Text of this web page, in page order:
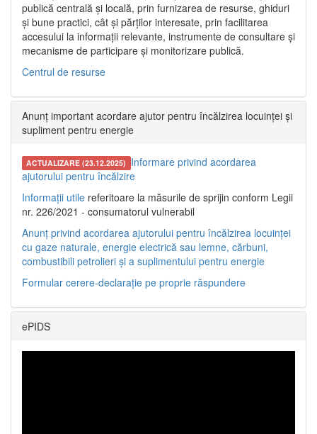
publică centrală și locală, prin furnizarea de resurse, ghiduri
și bune practici, cât și părților interesate, prin facilitarea
accesului la informații relevante, instrumente de consultare și
mecanisme de participare și monitorizare publică.
Centrul de resurse
Anunț important acordare ajutor pentru încălzirea locuinței și
supliment pentru energie
ACTUALIZARE (23.12.2025) Informare privind acordarea
ajutorului pentru încălzire
Informații utile referitoare la măsurile de sprijin conform Legii
nr. 226/2021 - consumatorul vulnerabil
Anunț privind acordarea ajutorului pentru încălzirea locuinței
cu gaze naturale, energie electrică sau lemne, cărbuni,
combustibili petrolieri și a suplimentului pentru energie
Formular cerere-declarație pe proprie răspundere
ePIDS